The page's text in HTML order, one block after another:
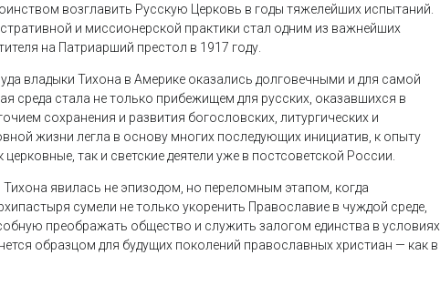
возглавить Русскую Церковь в годы тяжелейших испытаний.
и миссионерской практики стал одним из важнейших
на Патриарший престол в 1917 году.
владыки Тихона в Америке оказались долговечными и для самой
среда стала не только прибежищем для русских, оказавшихся в
сохранения и развития богословских, литургических и
жизни легла в основу многих последующих инициатив, к опыту
так и светские деятели уже в постсоветской России.
явилась не эпизодом, но переломным этапом, когда
сумели не только укоренить Православие в чуждой среде,
преображать общество и служить залогом единства в условиях
образцом для будущих поколений православных христиан — как в